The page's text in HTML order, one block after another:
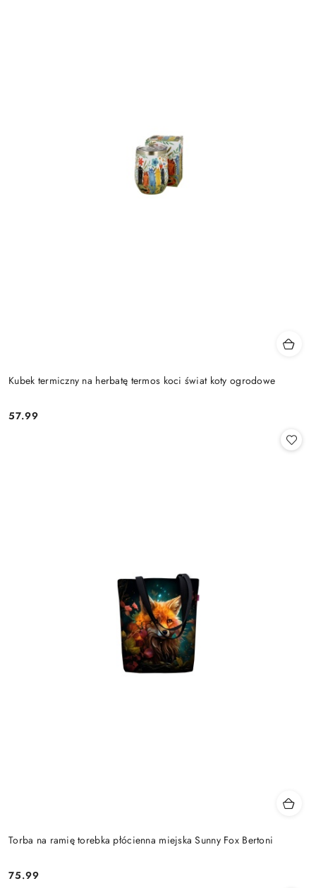
Kubek termiczny na herbatę termos koci świat koty ogrodowe
Cena:
57.99
Torba na ramię torebka płócienna miejska Sunny Fox Bertoni
Cena:
75.99